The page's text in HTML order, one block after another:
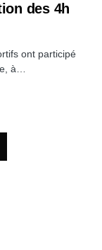
des 4h
ont participé
à…